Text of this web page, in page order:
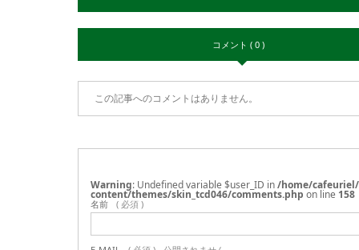
コメント ( 0 )
この記事へのコメントはありません。
Warning : Undefined variable $user_ID in/home/
content/themes/skin_tcd046/comments.php on line 158
名前 ( 必須 )